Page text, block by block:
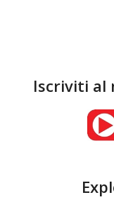
Iscriviti al